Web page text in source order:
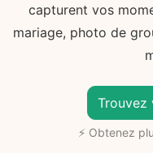
capturent vos
mariage, photo de
Trouvez
⚡ Obtenez